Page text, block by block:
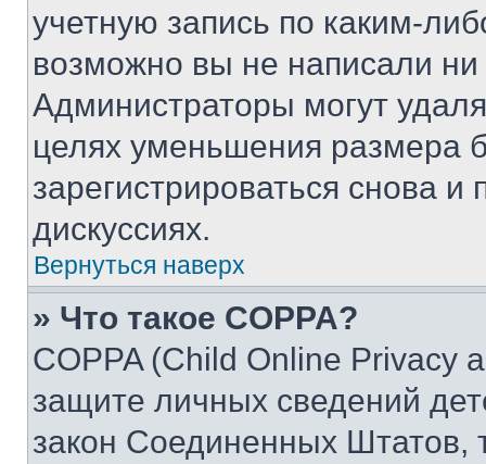
учетную запись по каким-
возможно вы не написали
Администраторы могут
целях уменьшения размера
зарегистрироваться снова и
дискуссиях.
Вернуться наверх
» Что такое COPPA?
COPPA (Child Online Privacy
защите личных сведений
закон Соединенных Штатов,